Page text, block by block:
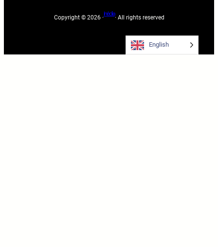
Copyright © 2026 ·Inédia· All rights reserved
English